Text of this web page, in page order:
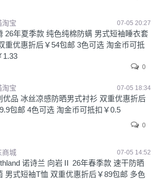
淘宝 07-05 20:27
26年夏季款 纯色纯棉防螨 男式短袖睡衣套
重优惠折后￥54包邮 3色可选 淘金币可抵
1.33
0
淘宝 07-05 18:34
优品 冰丝凉感防晒男式衬衫 双重优惠折后
包邮 4色可选 淘金币可抵扣￥0.5
0
商城 07-05 14:52
诺诗兰 向岩Ⅱ 26年春季款 速干防晒
男式短袖T恤 双重优惠折后￥89包邮 多色